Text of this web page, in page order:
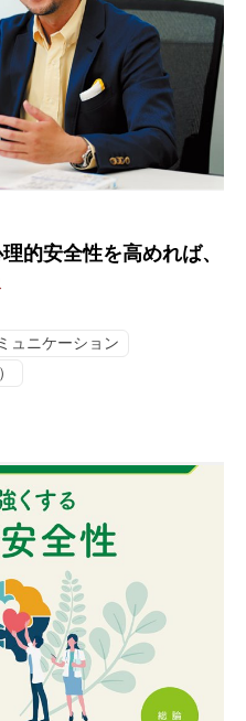
的安全性を高めれば、
ュニケーション